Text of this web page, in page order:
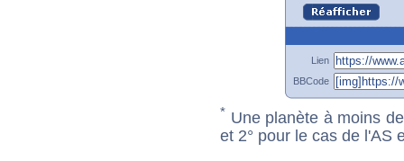
Lien
BBCode
* Une planète à moins
et 2° pour le cas de l'AS